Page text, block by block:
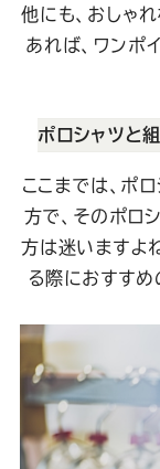
他にも、おしゃ
あれば、ワンポ
ポロシャツと
ここまでは、ポ
方で、そのポロ
方は迷いますよ
る際におすすめ